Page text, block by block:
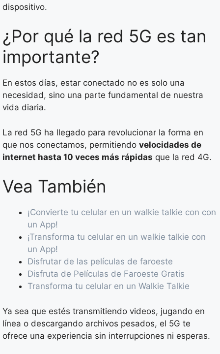
dispositivo.
¿Por qué la red 5G es tan
importante?
En estos días, estar conectado no es solo una
necesidad, sino una parte fundamental de nuestra
vida diaria.
La red 5G ha llegado para revolucionar la forma en
que nos conectamos, permitiendo velocidades de
internet hasta 10 veces más rápidas que la red 4G.
Vea También
¡Convierte tu celular en un walkie talkie con con
un App!
¡Transforma tu celular en un walkie talkie con
un App!
Disfrutar de las películas de faroeste
Disfruta de Películas de Faroeste Gratis
Transforma tu celular en un Walkie Talkie
Ya sea que estés transmitiendo videos, jugando en
línea o descargando archivos pesados, el 5G te
ofrece una experiencia sin interrupciones ni esperas.